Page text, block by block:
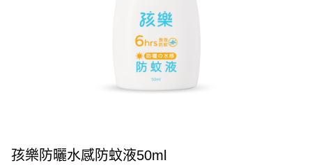
孩樂防曬水感防蚊液50ml